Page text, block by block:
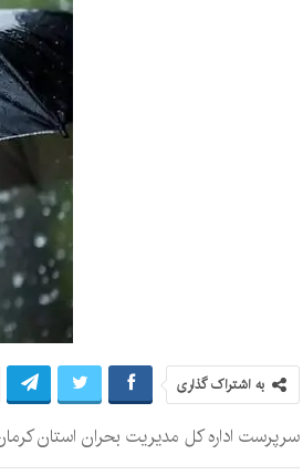
به اشتراک گذاری
سرپرست اداره کل مدیریت بحران استان